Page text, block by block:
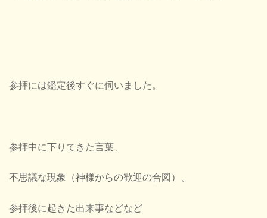
参拝には鑑定後すぐに伺いました。
参拝中に下りてきた言葉、
不思議な現象（神様からの歓迎の合図）、
参拝後に起きた出来事などなど